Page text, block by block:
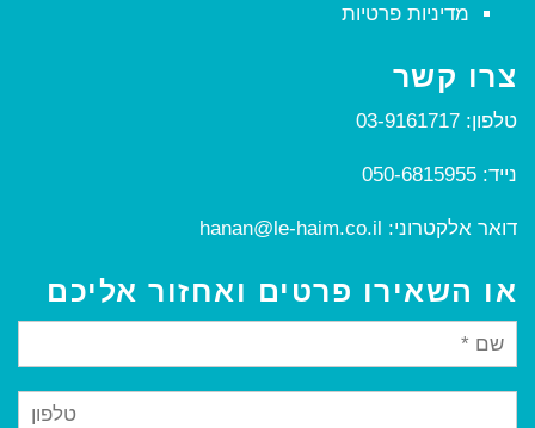
מדיניות פרטיות
צרו קשר
טלפון: 03-9161717
נייד: 050-6815955
דואר אלקטרוני: hanan@le-haim.co.il
או השאירו פרטים ואחזור אליכם